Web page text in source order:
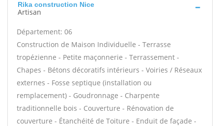
Rika construction Nice
Artisan
Département: 06
Construction de Maison Individuelle - Terrasse
tropézienne - Petite maçonnerie - Terrassement -
Chapes - Bétons décoratifs intérieurs - Voiries / Réseaux
externes - Fosse septique (installation ou
remplacement) - Goudronnage - Charpente
traditionnelle bois - Couverture - Rénovation de
couverture - Étanchéité de Toiture - Enduit de façade -